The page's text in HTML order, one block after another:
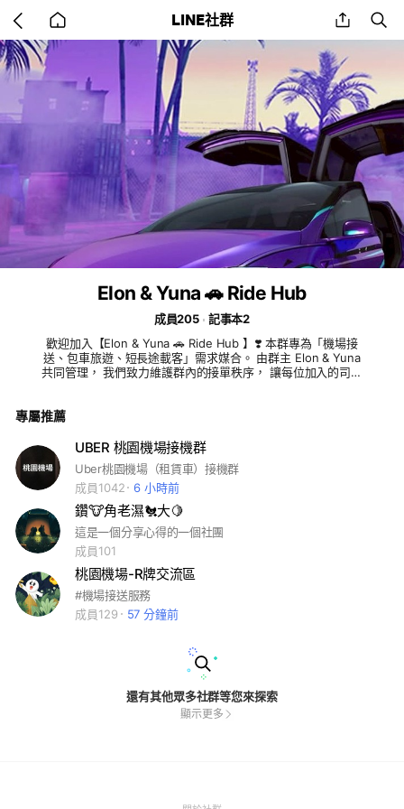
back
to
LINE社群 share
Elon & Yuna 🚗 Ride Hub
成員205
記事本2
歡迎加入【Elon & Yuna 🚗 Ride Hub 】❣️ 本群專為「機場接
送、包車旅遊、短長途載客」需求媒合。 由群主 Elon & Yuna
共同管理， 我們致力維護群內的接單秩序， 讓每位加入的司機
專屬推薦
UBER 桃園機場接機群
Uber桃園機場（租賃車）接機群
成員1042
6 小時前
鑽🐮角老濕🐔大🍋
這是一個分享心得的一個社團
成員101
桃園機場-R牌交流區
#機場接送服務
成員129
57 分鐘前
還有其他眾多社群等您來探索
顯示更多